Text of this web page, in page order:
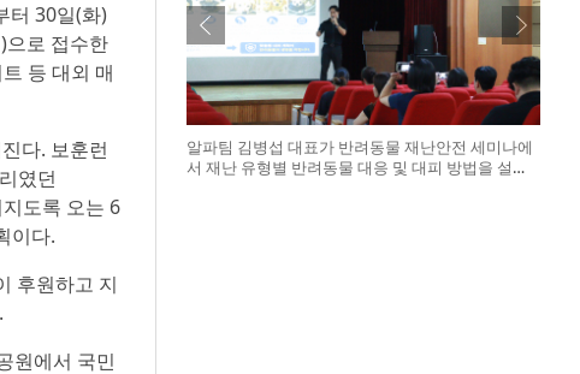
터 30일(화)
으로 접수한
등 대외 매
다. 보훈런
였던
도록 오는 6
이다.
후원하고 지
원에서 국민
알파팀 김병섭 대표가 반려동물 재난안전 세미나에
서 재난 유형별 반려동물 대응 및 대피 방법을 설명